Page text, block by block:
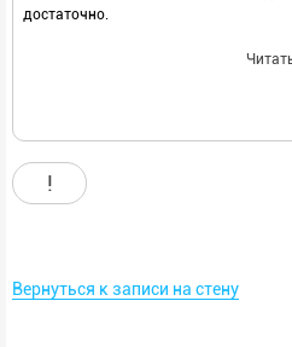
достаточно.
!
Вернуться к записи на стену